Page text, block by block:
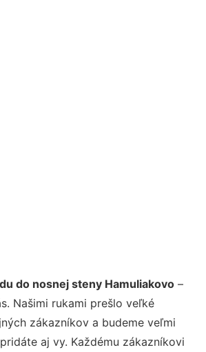
do nosnej steny Hamuliakovo –
Našimi rukami prešlo veľké
zákazníkov a budeme veľmi
aj vy. Každému zákazníkovi